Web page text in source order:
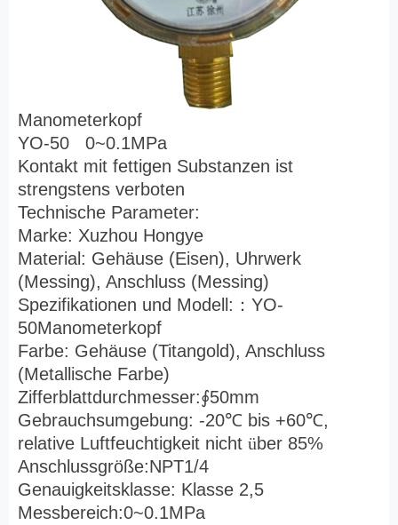
Manometerkopf
YO-50 0~0.1MPa
Kontakt mit fettigen Substanzen ist
strengstens verboten
Technische Parameter:
Marke: Xuzhou Hongye
Material: Gehäuse (Eisen), Uhrwerk
(Messing), Anschluss (Messing)
Spezifikationen und Modell: ： YO-
50Manometerkopf
Farbe: Gehäuse (Titangold), Anschluss
(Metallische Farbe)
Zifferblattdurchmesser:∮50mm
Gebrauchsumgebung: -20℃ bis +60℃,
relative Luftfeuchtigkeit nicht über 85%
Anschlussgröße:NPT1/4
Genauigkeitsklasse: Klasse 2,5
Messbereich:0~0.1MPa